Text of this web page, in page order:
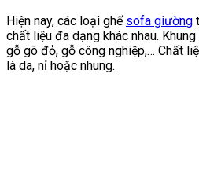
Hiện nay, các loại ghế sofa giường
chất liệu đa dạng khác nhau.
gỗ gõ đỏ, gỗ công nghiệp,… Chất
là da, nỉ hoặc nhung.